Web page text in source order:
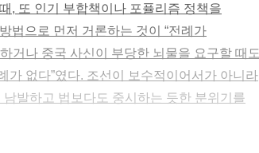
, 또 인기 부합책이나 포퓰리즘 정책을
법으로 먼저 거론하는 것이 “전례가
거나 중국 사신이 부당한 뇌물을 요구할 때도
가 없다”였다. 조선이 보수적이어서가 아니라
발하고 법보다도 중시하는 듯한 분위기를